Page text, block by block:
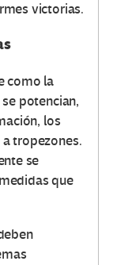
victorias.
como la
potencian,
los
tropezones.
se
que